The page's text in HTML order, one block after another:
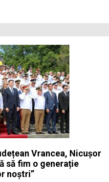
Vrancea, Nicușor
să fim o generație
noștri”